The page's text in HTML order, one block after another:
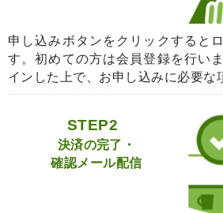
申し込みボタンをクリックすると
す。初めての方は会員登録を行い
インした上で、お申し込みに必要な
STEP2
決済の完了・
確認メール配信